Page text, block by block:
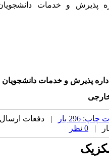
با اداره پذیرش و خدمات دانشجویان
پذیرش و خدمات
دانشجویان
296 بار
| دفعات ارسال